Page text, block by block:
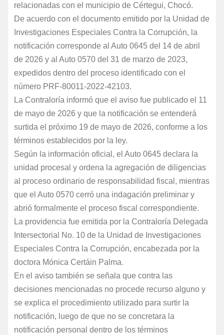
relacionadas con el municipio de Cértegui, Chocó.
De acuerdo con el documento emitido por la Unidad de
Investigaciones Especiales Contra la Corrupción, la
notificación corresponde al Auto 0645 del 14 de abril
de 2026 y al Auto 0570 del 31 de marzo de 2023,
expedidos dentro del proceso identificado con el
número PRF-80011-2022-42103.
La Contraloría informó que el aviso fue publicado el 11
de mayo de 2026 y que la notificación se entenderá
surtida el próximo 19 de mayo de 2026, conforme a los
términos establecidos por la ley.
Según la información oficial, el Auto 0645 declara la
unidad procesal y ordena la agregación de diligencias
al proceso ordinario de responsabilidad fiscal, mientras
que el Auto 0570 cerró una indagación preliminar y
abrió formalmente el proceso fiscal correspondiente.
La providencia fue emitida por la Contraloría Delegada
Intersectorial No. 10 de la Unidad de Investigaciones
Especiales Contra la Corrupción, encabezada por la
doctora Mónica Certáin Palma.
En el aviso también se señala que contra las
decisiones mencionadas no procede recurso alguno y
se explica el procedimiento utilizado para surtir la
notificación, luego de que no se concretara la
notificación personal dentro de los términos